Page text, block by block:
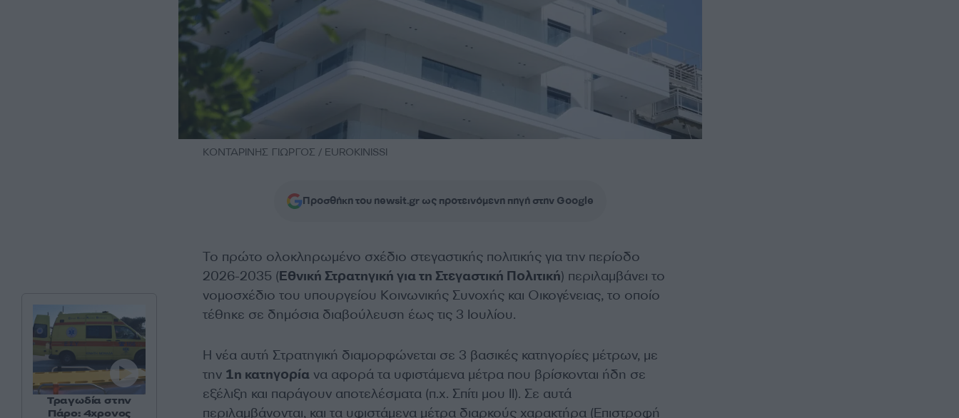
ΚΟΝΤΑΡΙΝΗΣ ΓΙΩΡΓΟΣ / EUROKINISSI
Προσθήκη του newsit.gr ως προτεινόμενη πηγή στην Google
Το πρώτο ολοκληρωμένο σχέδιο στεγαστικής πολιτικής για την περίοδο
2026-2035 (Εθνική Στρατηγική για τη Στεγαστική Πολιτική) περιλαμβάνει το
νομοσχέδιο του υπουργείου Κοινωνικής Συνοχής και Οικογένειας, το οποίο
τέθηκε σε δημόσια διαβούλευση έως τις 3 Ιουλίου.
Η νέα αυτή Στρατηγική διαμορφώνεται σε 3 βασικές κατηγορίες μέτρων, με
την 1η κατηγορίανα αφορά τα υφιστάμενα μέτρα που βρίσκονται ήδη σε
εξέλιξη και παράγουν αποτελέσματα (π.χ. Σπίτι μου ΙΙ). Σε αυτά
περιλαμβάνονται, και τα υφιστάμενα μέτρα διαρκούς χαρακτήρα (Επιστροφή
Τραγωδία στην
Πάρο: 4χρονος